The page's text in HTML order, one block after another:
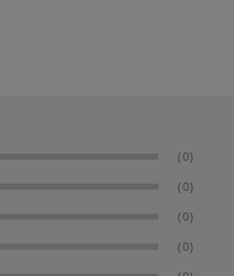
(0)
(0)
(0)
(0)